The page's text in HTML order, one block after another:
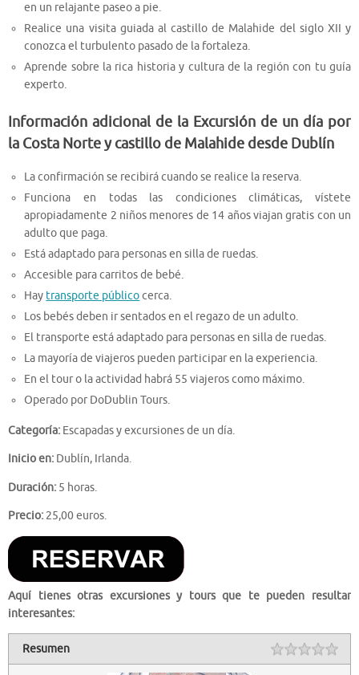
en un relajante paseo a pie.
Realice una visita guiada al castillo de Malahide del siglo XII y
conozca el turbulento pasado de la fortaleza.
Aprende sobre la rica historia y cultura de la región con tu guía
experto.
Información adicional de la Excursión de un día por
la Costa Norte y castillo de Malahide desde Dublín
La confirmación se recibirá cuando se realice la reserva.
Funciona en todas las condiciones climáticas, vístete
apropiadamente 2 niños menores de 14 años viajan gratis con un
adulto que paga.
Está adaptado para personas en silla de ruedas.
Accesible para carritos de bebé.
Hay transporte públicocerca.
Los bebés deben ir sentados en el regazo de un adulto.
El transporte está adaptado para personas en silla de ruedas.
La mayoría de viajeros pueden participar en la experiencia.
En el tour o la actividad habrá 55 viajeros como máximo.
Operado por DoDublin Tours.
Categoría: Escapadas y excursiones de un día.
Inicio en: Dublín, Irlanda.
Duración: 5 horas.
Precio: 25,00 euros.
Aquí tienes otras excursiones y tours que te pueden resultar
interesantes:
Resumen